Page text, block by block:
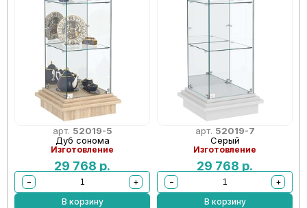
арт. 52019-5
Дуб сонома
Изготовление
29 768 р.
−
+
В корзину
арт. 52019-7
Серый
Изготовление
29 768 р.
−
+
В корзину